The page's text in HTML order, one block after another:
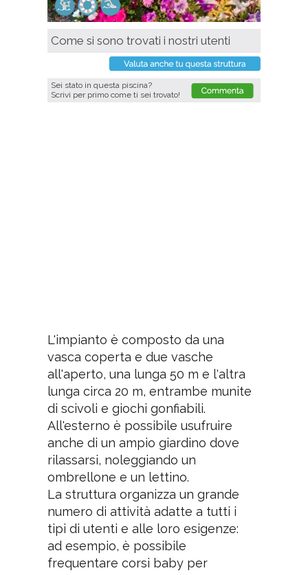
Come si sono trovati i nostri utenti
Sei stato in questa piscina?
Scrivi per primo come ti sei trovato!
L'impianto è composto da una
vasca coperta e due vasche
all'aperto, una lunga 50 m e l'altra
lunga circa 20 m, entrambe munite
di scivoli e giochi gonfiabili.
All'esterno è possibile usufruire
anche di un ampio giardino dove
rilassarsi, noleggiando un
ombrellone e un lettino.
La struttura organizza un grande
numero di attività adatte a tutti i
tipi di utenti e alle loro esigenze:
ad esempio, è possibile
frequentare corsi baby per